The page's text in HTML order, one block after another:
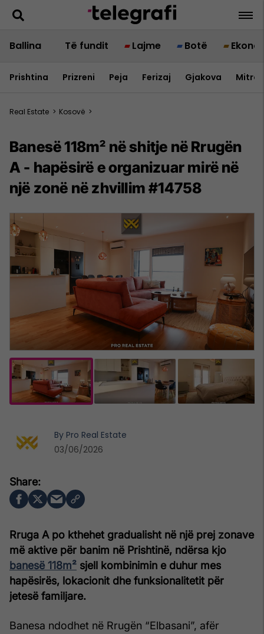
Ballina Të fundit Lajme Botë
Prishtina Prizreni Peja Ferizaj Gjakova
Real Estate > Kosovë >
Banesë 118m² në shitje në Rrugën
A - hapësirë e organizuar mirë në
një zonë në zhvillim #14758
Rruga A po kthehet gradualisht në një prej zonave
më aktive për banim në Prishtinë, ndërsa kjo
banesë 118m² sjell kombinimin e duhur mes
hapësirës, lokacionit dhe funksionalitetit për
jetesë familjare.
Banesa ndodhet në Rrugën “Elbasani”, afër
By Pro Real Estate
03/06/2026